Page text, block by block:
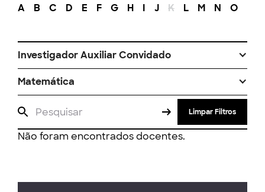
A B C D E F G H I J K L M N O
Investigador Auxiliar Convidado
Matemática
Limpar Filtros
Não foram encontrados docentes.